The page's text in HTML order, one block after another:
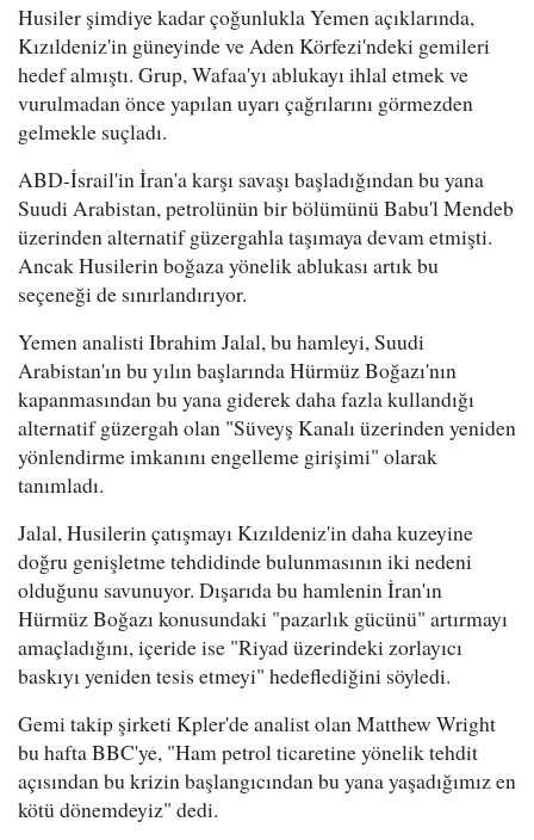
Husiler şimdiye kadar çoğunlukla Yemen açıklarında,
Kızıldeniz'in güneyinde ve Aden Körfezi'ndeki gemileri
hedef almıştı. Grup, Wafaa'yı ablukayı ihlal etmek ve
vurulmadan önce yapılan uyarı çağrılarını görmezden
gelmekle suçladı.
ABD-İsrail'in İran'a karşı savaşı başladığından bu yana
Suudi Arabistan, petrolünün bir bölümünü Babu'l Mendeb
üzerinden alternatif güzergahla taşımaya devam etmişti.
Ancak Husilerin boğaza yönelik ablukası artık bu
seçeneği de sınırlandırıyor.
Yemen analisti Ibrahim Jalal, bu hamleyi, Suudi
Arabistan'ın bu yılın başlarında Hürmüz Boğazı'nın
kapanmasından bu yana giderek daha fazla kullandığı
alternatif güzergah olan "Süveyş Kanalı üzerinden yeniden
yönlendirme imkanını engelleme girişimi" olarak
tanımladı.
Jalal, Husilerin çatışmayı Kızıldeniz'in daha kuzeyine
doğru genişletme tehdidinde bulunmasının iki nedeni
olduğunu savunuyor. Dışarıda bu hamlenin İran'ın
Hürmüz Boğazı konusundaki "pazarlık gücünü" artırmayı
amaçladığını, içeride ise "Riyad üzerindeki zorlayıcı
baskıyı yeniden tesis etmeyi" hedeflediğini söyledi.
Gemi takip şirketi Kpler'de analist olan Matthew Wright
bu hafta BBC'ye, "Ham petrol ticaretine yönelik tehdit
açısından bu krizin başlangıcından bu yana yaşadığımız en
kötü dönemdeyiz" dedi.